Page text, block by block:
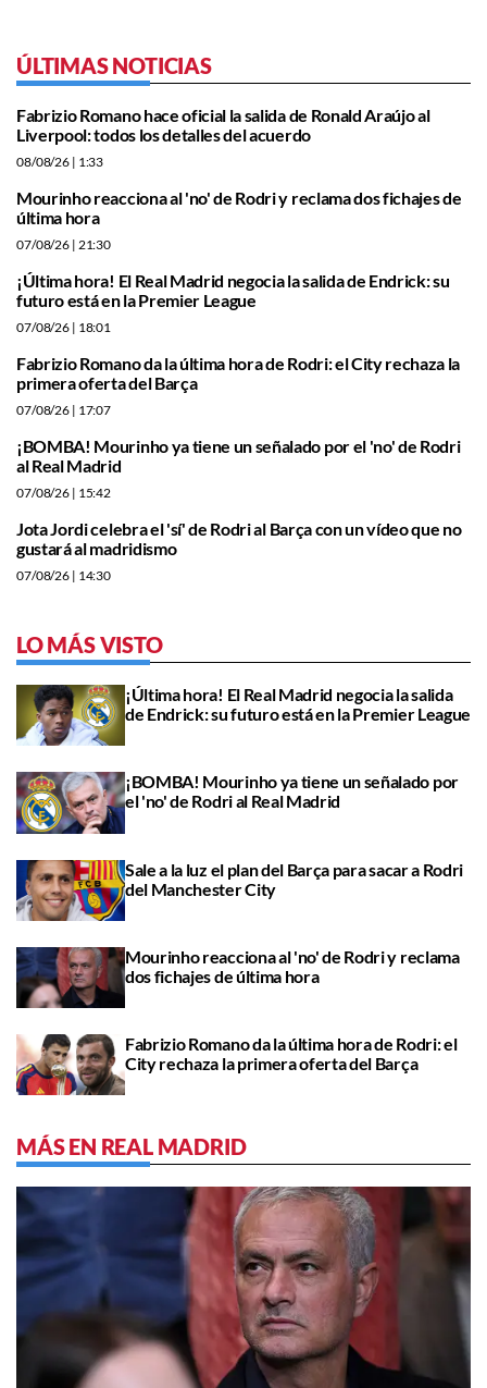
ÚLTIMAS NOTICIAS
Fabrizio Romano hace oficial la salida de Ronald Araújo al
Liverpool: todos los detalles del acuerdo
08/08/26 | 1:33
Mourinho reacciona al 'no' de Rodri y reclama dos fichajes de
última hora
07/08/26 | 21:30
¡Última hora! El Real Madrid negocia la salida de Endrick: su
futuro está en la Premier League
07/08/26 | 18:01
Fabrizio Romano da la última hora de Rodri: el City rechaza la
primera oferta del Barça
07/08/26 | 17:07
¡BOMBA! Mourinho ya tiene un señalado por el 'no' de Rodri
al Real Madrid
07/08/26 | 15:42
Jota Jordi celebra el 'sí' de Rodri al Barça con un vídeo que no
gustará al madridismo
07/08/26 | 14:30
LO MÁS VISTO
¡Última hora! El Real Madrid negocia la salida
de Endrick: su futuro está en la Premier League
¡BOMBA! Mourinho ya tiene un señalado por
el 'no' de Rodri al Real Madrid
Sale a la luz el plan del Barça para sacar a Rodri
del Manchester City
Mourinho reacciona al 'no' de Rodri y reclama
dos fichajes de última hora
Fabrizio Romano da la última hora de Rodri: el
City rechaza la primera oferta del Barça
MÁS EN REAL MADRID